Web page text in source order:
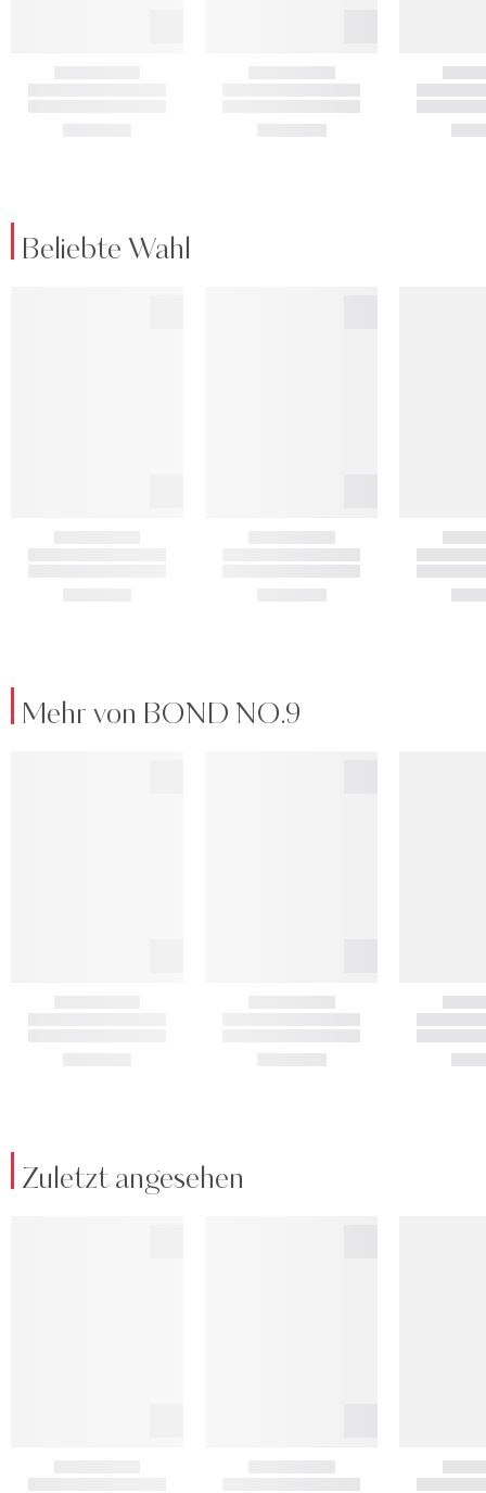
Beliebte Wahl
Mehr von BOND NO.9
Zuletzt angesehen